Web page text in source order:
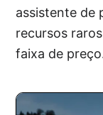
assistente de
recursos
faixa de